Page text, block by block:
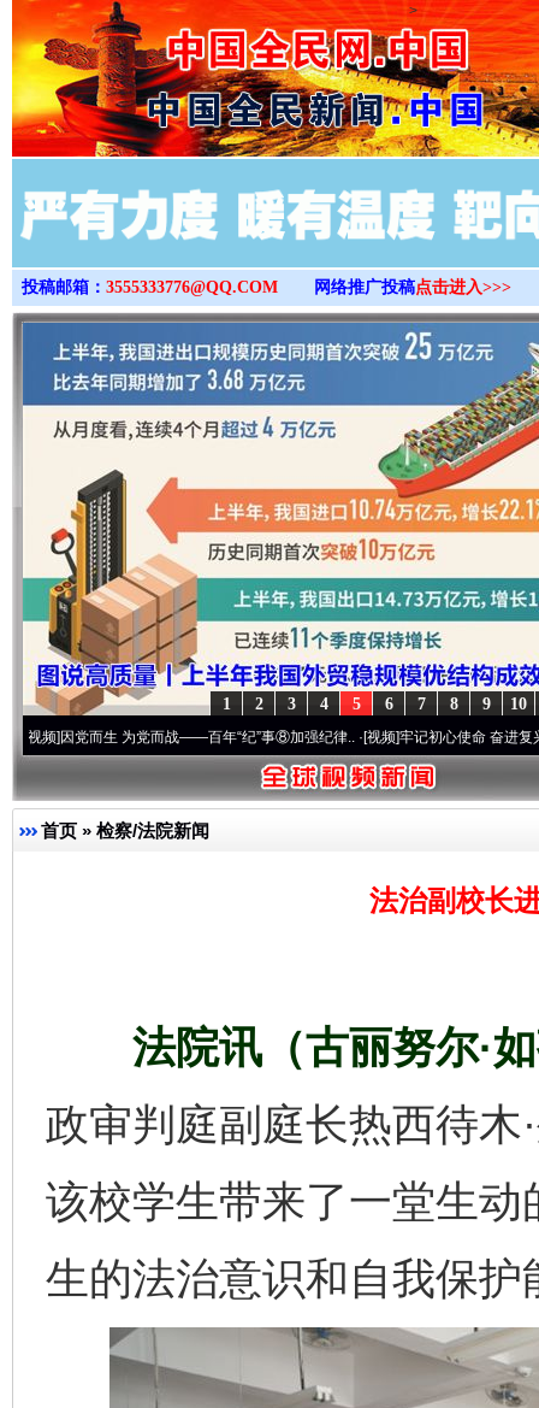
>
投稿邮箱： 3555333776@QQ.COM 网络推广投稿点击进入>>>
10
9
8
7
6
5
4
3
2
1
而生 为党而战——百年“纪”事⑧加强纪律..·[视频]牢记初心使命 奋进复兴征程丨“转
首页 » 检察/法院新闻
法治副校长
法院讯（古丽努尔·
政审判庭副庭长热西待木
该校学生带来了一堂生
生的法治意识和自我保护